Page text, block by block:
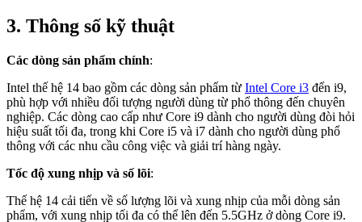
3. Thông số kỹ thuật
Các dòng sản phẩm chính:
Intel thế hệ 14 bao gồm các dòng sản phẩm từ Intel Core i3 đến i9,
phù hợp với nhiều đối tượng người dùng từ phổ thông đến chuyên
nghiệp. Các dòng cao cấp như Core i9 dành cho người dùng đòi hỏi
hiệu suất tối đa, trong khi Core i5 và i7 dành cho người dùng phổ
thông với các nhu cầu công việc và giải trí hàng ngày.
Tốc độ xung nhịp và số lõi:
Thế hệ 14 cải tiến về số lượng lõi và xung nhịp của mỗi dòng sản
phẩm, với xung nhịp tối đa có thể lên đến 5.5GHz ở dòng Core i9.